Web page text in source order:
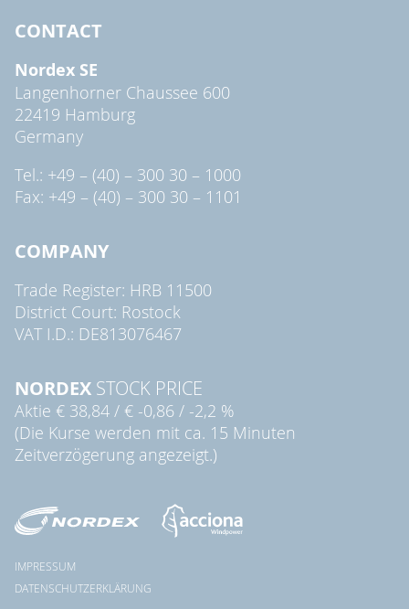
CONTACT
Nordex SE
Langenhorner Chaussee 600
22419 Hamburg
Germany
Tel.: +49 – (40) – 300 30 – 1000
Fax: +49 – (40) – 300 30 – 1101
COMPANY
Trade Register: HRB 11500
District Court: Rostock
VAT I.D.: DE813076467
NORDEX STOCK PRICE
Aktie € 38,84 / € -0,86 / -2,2 %
(Die Kurse werden mit ca. 15 Minuten
Zeitverzögerung angezeigt.)
IMPRESSUM
DATENSCHUTZERKLÄRUNG